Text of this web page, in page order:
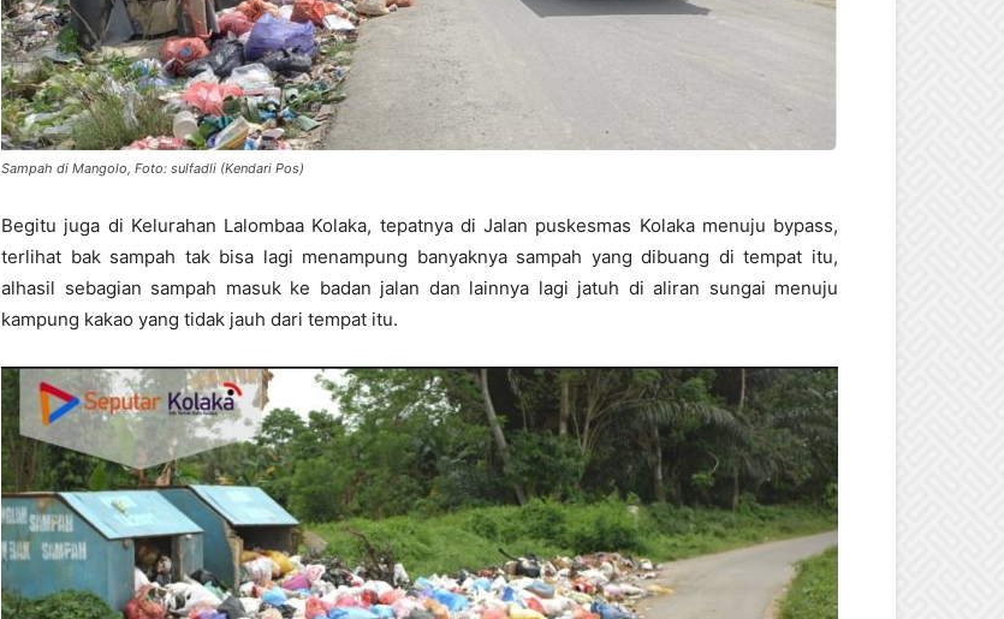
Sampah di Mangolo, Foto: sulfadli (Kendari Pos)
Begitu juga di Kelurahan Lalombaa Kolaka, tepatnya di Jalan puskesmas Kolaka menuju bypass,
terlihat bak sampah tak bisa lagi menampung banyaknya sampah yang dibuang di tempat itu,
alhasil sebagian sampah masuk ke badan jalan dan lainnya lagi jatuh di aliran sungai menuju
kampung kakao yang tidak jauh dari tempat itu.